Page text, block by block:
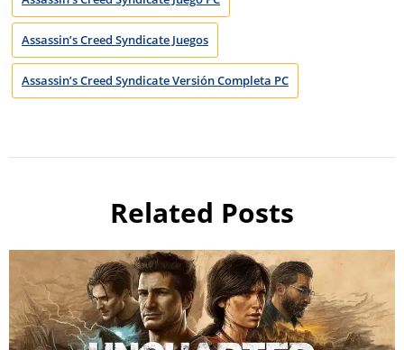
Assassin’s Creed Syndicate Juegos
Assassin’s Creed Syndicate Versión Completa PC
Related Posts